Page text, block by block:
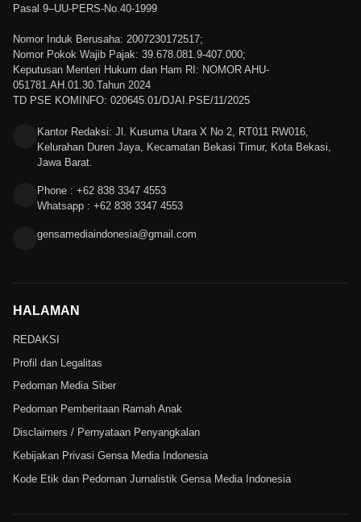
Pasal 9–UU-PERS-No.40-1999
Nomor Induk Berusaha: 2007230172517;
Nomor Pokok Wajib Pajak: 39.678.081.9-407.000;
Keputusan Menteri Hukum dan Ham RI: NOMOR AHU-
051781.AH.01.30.Tahun 2024
TD PSE KOMINFO: 020645.01/DJAI.PSE/11/2025
Kantor Redaksi: Jl. Kusuma Utara X No 2, RT011 RW016,
Kelurahan Duren Jaya, Kecamatan Bekasi Timur, Kota Bekasi,
Jawa Barat.
Phone : +62 838 3347 4553
Whatsapp : +62 838 3347 4553
gensamediaindonesia@gmail.com
HALAMAN
REDAKSI
Profil dan Legalitas
Pedoman Media Siber
Pedoman Pemberitaan Ramah Anak
Disclaimers / Pernyataan Penyangkalan
Kebijakan Privasi Gensa Media Indonesia
Kode Etik dan Pedoman Jurnalistik Gensa Media Indonesia